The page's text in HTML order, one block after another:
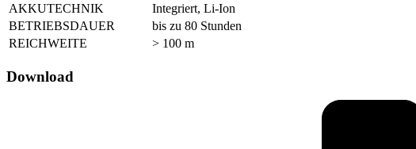
AKKUTECHNIK
Integriert, Li-Ion
BETRIEBSDAUER
bis zu 80 Stunden
REICHWEITE
> 100 m
Download